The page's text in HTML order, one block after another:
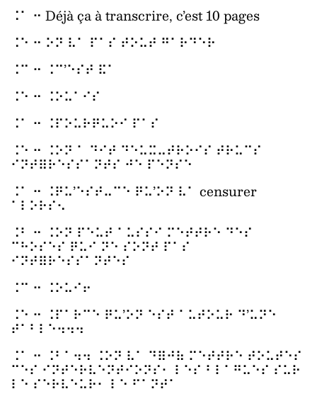
⠨⠁ ⠒ Déjà ça à transcrire, c’est 10 pages
⠨⠑ ⠒ ⠕⠝ ⠧⠁ ⠏⠁⠎ ⠞⠕⠥⠞ ⠛⠁⠗⠙⠑⠗
⠨⠉ ⠒ ⠨⠉’⠑⠎⠞ ⠯⠁
⠨⠑ ⠒ ⠨⠕⠥⠁⠊⠎
⠨⠁ ⠒ ⠨⠏⠕⠥⠗⠟⠥⠕⠊ ⠏⠁⠎
⠨⠑ ⠒ ⠨⠕⠝ ⠁ ⠙⠊⠞ ⠙⠑⠥⠭⠤⠞⠗⠕⠊⠎ ⠞⠗⠥⠉⠎
⠊⠝⠞⠿⠗⠑⠎⠎⠁⠝⠞⠎ ⠚⠑ ⠏⠑⠝⠎⠑
⠨⠁ ⠒ ⠨⠟⠥’⠑⠎⠞⠤⠉⠑ ⠟⠥’⠕⠝ ⠧⠁ censurer
⠁⠇⠕⠗⠎⠢
⠨⠃ ⠒ ⠨⠕⠝ ⠏⠑⠥⠞ ⠁⠥⠎⠎⠊ ⠍⠑⠞⠞⠗⠑ ⠙⠑⠎
⠉⠓⠕⠎⠑⠎ ⠟⠥⠊ ⠝⠑ ⠎⠕⠝⠞ ⠏⠁⠎
⠊⠝⠞⠿⠗⠑⠎⠎⠁⠝⠞⠑⠎
⠨⠉ ⠒ ⠨⠕⠥⠊⠖
⠨⠑ ⠒ ⠨⠏⠁⠗⠉⠑ ⠟⠥’⠕⠝ ⠑⠎⠞ ⠁⠥⠞⠕⠥⠗ ⠙’⠥⠝⠑
⠞⠁⠃⠇⠑⠲⠲⠲
⠨⠁ ⠒ ⠨⠃⠁⠲⠲ ⠨⠕⠝ ⠧⠁ ⠙⠿⠚⠷ ⠍⠑⠞⠞⠗⠑ ⠞⠕⠥⠞⠑⠎
⠉⠑⠎ ⠊⠝⠞⠑⠗⠧⠑⠝⠞⠊⠕⠝⠎⠂ ⠇⠑⠎ ⠃⠇⠁⠛⠥⠑⠎ ⠎⠥⠗
⠇⠑ ⠎⠑⠗⠧⠑⠥⠗⠂ ⠇⠑ ⠋⠁⠝⠞⠁